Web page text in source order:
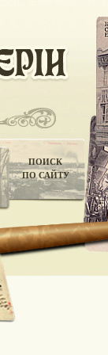
ПОИСК
ПО САЙТУ